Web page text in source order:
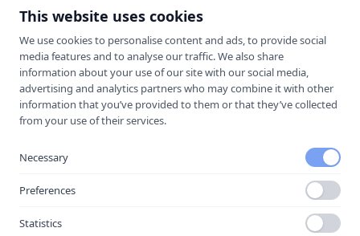
Körkortskalkylator
Hitta rätt trafikskola för dig.
UTFORSKA
Jämför trafikskolor
This website uses cookies
We use cookies to personalise content and ads, to provide social
media features and to analyse our traffic. We also share
information about your use of our site with our social media,
advertising and analytics partners who may combine it with other
information that you’ve provided to them or that they’ve collected
from your use of their services.
Necessary
Preferences
Statistics